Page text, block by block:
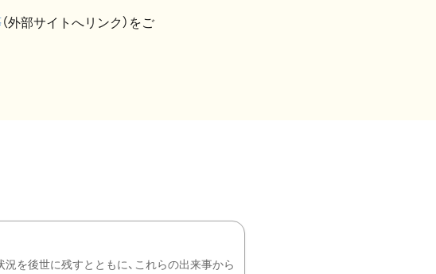
（外部サイトへリンク）をご
を後世に残すとともに、これらの出来事から